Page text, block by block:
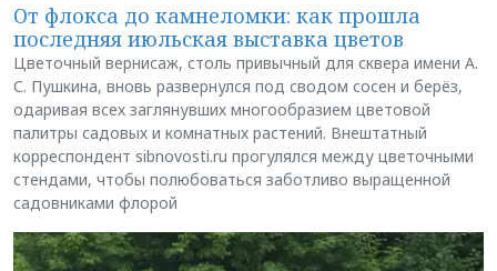
От флокса до камнеломки: как прошла
последняя июльская выставка цветов
Цветочный вернисаж, столь привычный для сквера имени А.
С. Пушкина, вновь развернулся под сводом сосен и берёз,
одаривая всех заглянувших многообразием цветовой
палитры садовых и комнатных растений. Внештатный
корреспондент sibnovosti.ru прогулялся между цветочными
стендами, чтобы полюбоваться заботливо выращенной
садовниками флорой